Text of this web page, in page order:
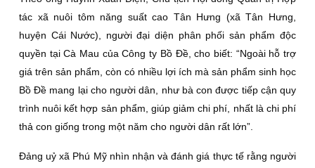
tác xã nuôi tôm năng suất cao Tân Hưng (xã Tân Hưng,
huyện Cái Nước), người đại diện phân phối sản phẩm độc
quyền tại Cà Mau của Công ty Bồ Ðề, cho biết: “Ngoài hỗ trợ
giá trên sản phẩm, còn có nhiều lợi ích mà sản phẩm sinh học
Bồ Ðề mang lại cho người dân, như bà con được tiếp cận quy
trình nuôi kết hợp sản phẩm, giúp giảm chi phí, nhất là chi phí
thả con giống trong một năm cho người dân rất lớn”.
Ðảng uỷ xã Phú Mỹ nhìn nhận và đánh giá thực tế rằng người